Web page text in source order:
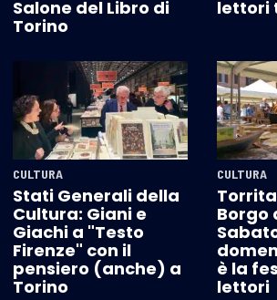
Salone del Libro di
Torino
lettori
CULTURA
Stati Generali della
Cultura: Giani e
Giachi a "Testo
Firenze" con il
pensiero (anche) a
Torino
CULTURA
Torrita
Borgo
è la
lettori